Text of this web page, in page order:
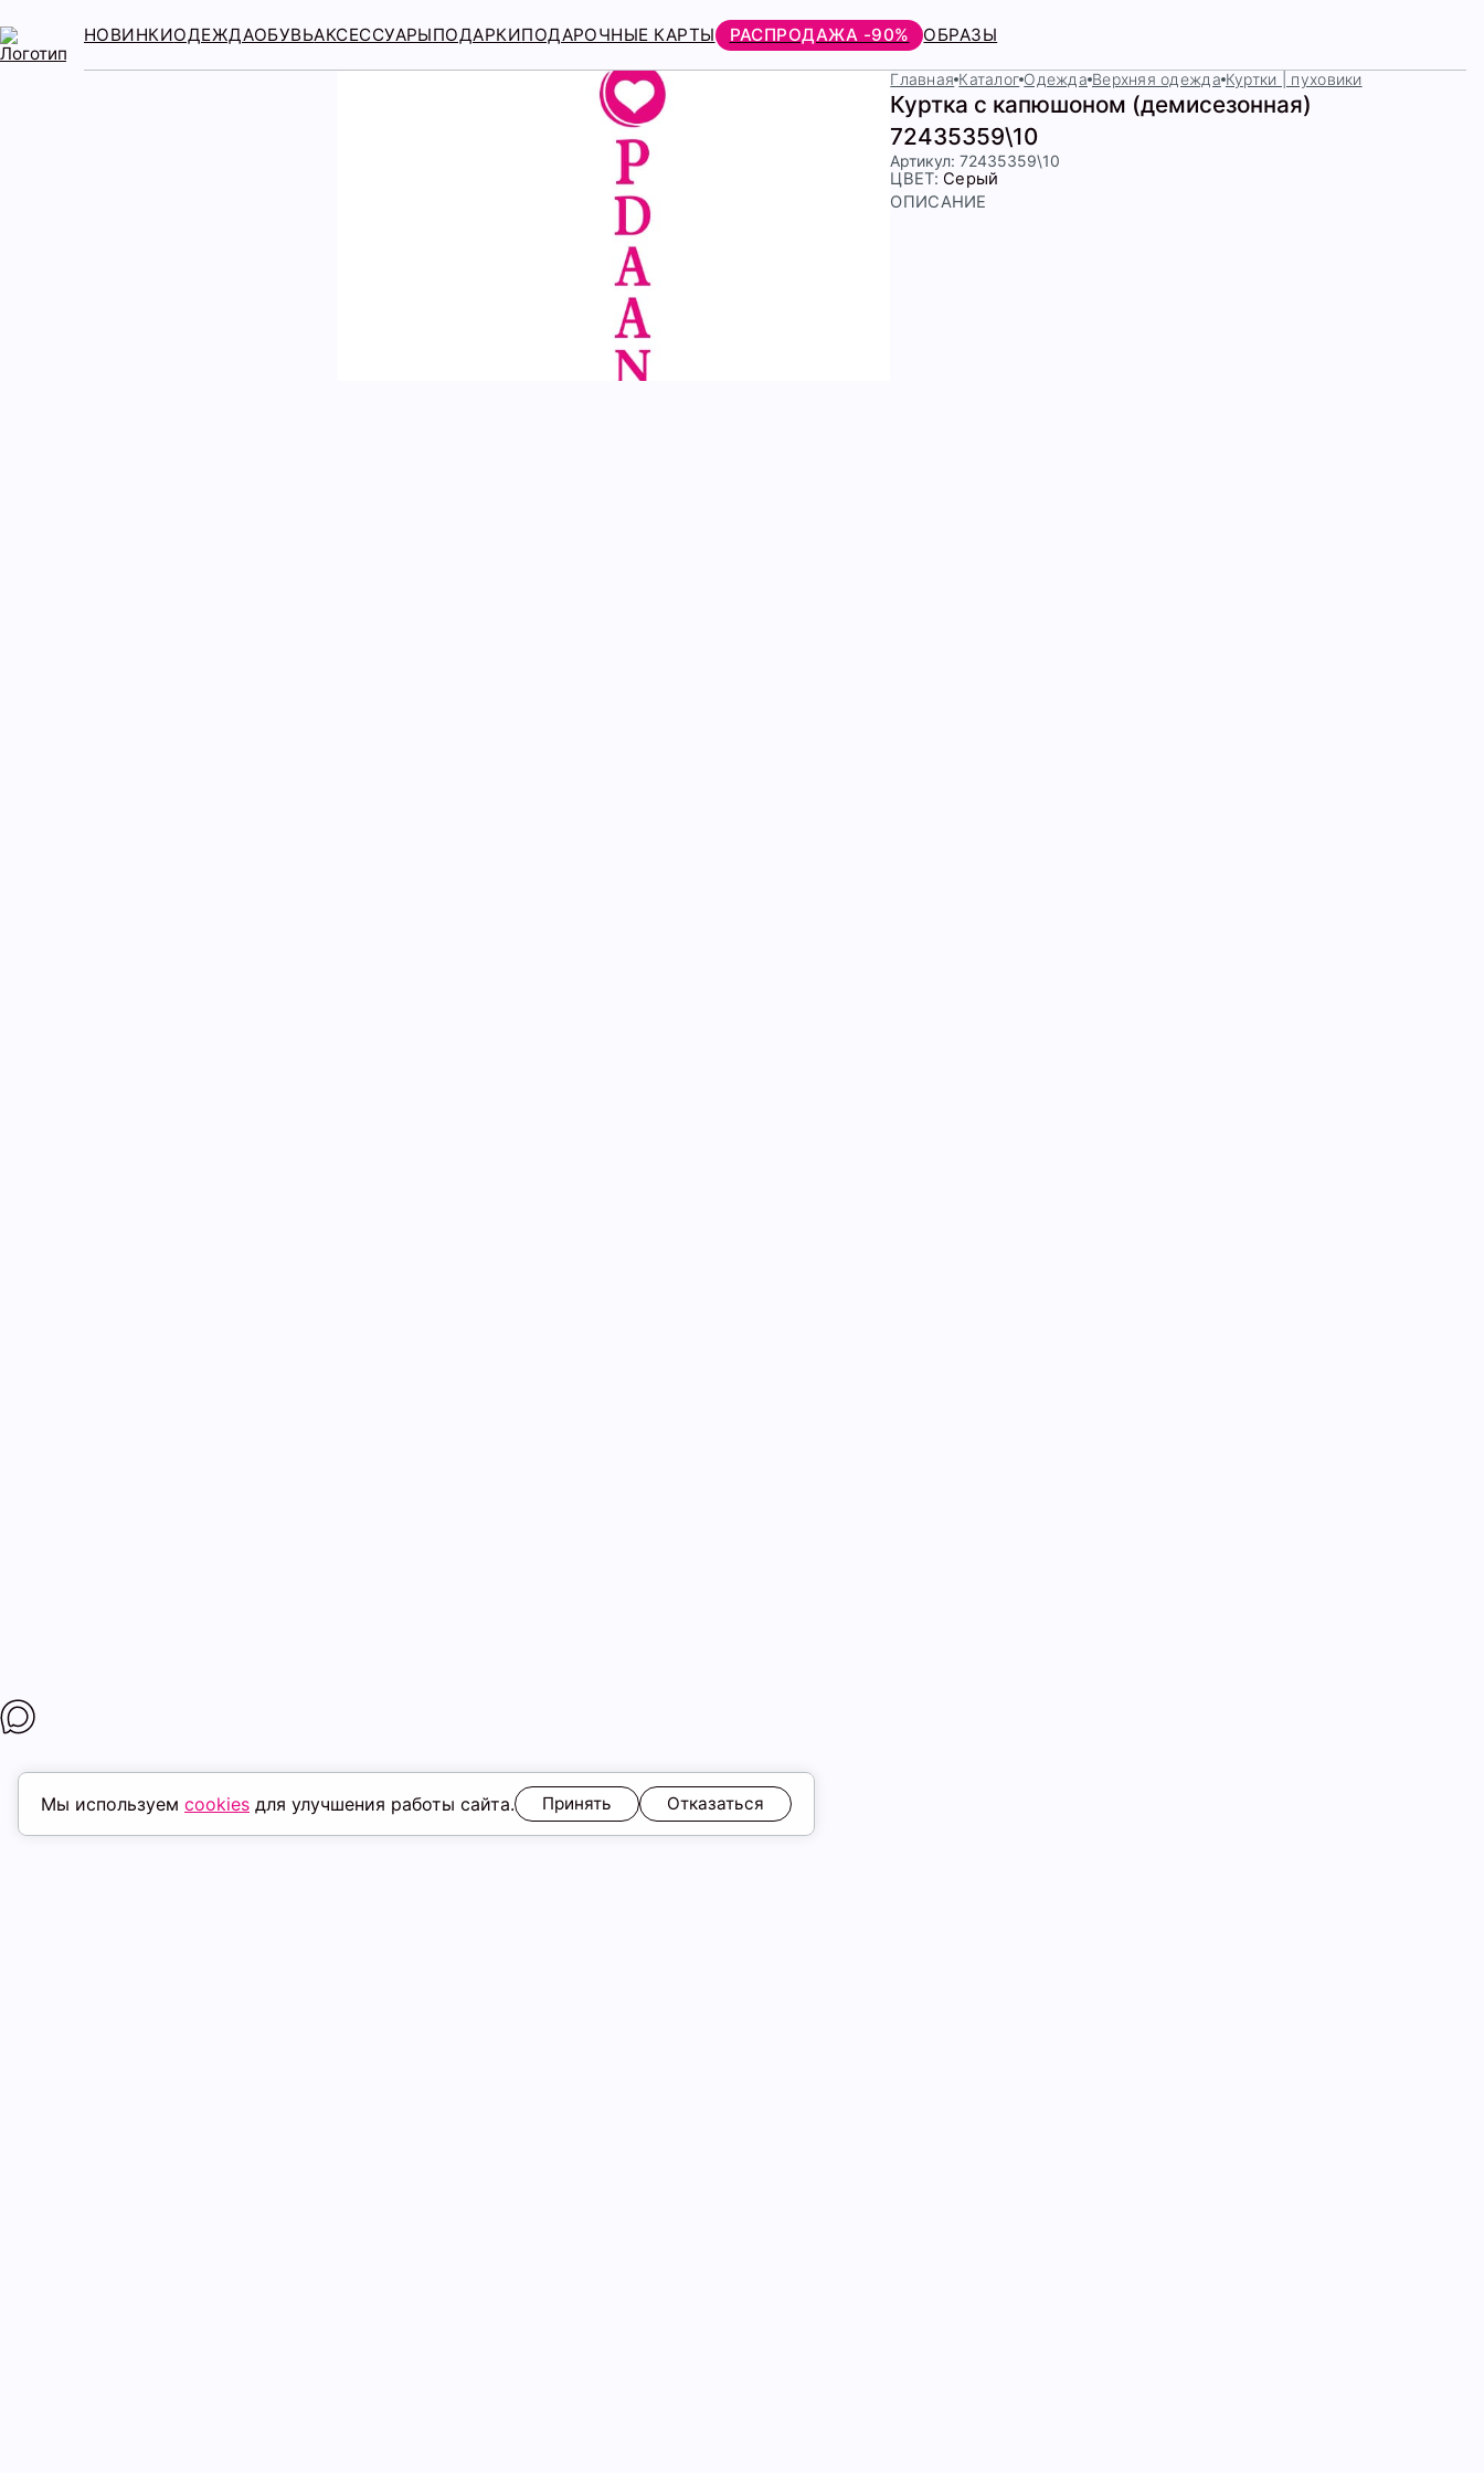
НОВИНКИОДЕЖДАОБУВЬАКСЕССУАРЫПОДАРКИПОДАРОЧНЫЕ КАРТЫ РАСПРОДАЖА -90% ОБРАЗЫ
Главная Каталог Одежда Верхняя одежда Куртки | пуховики
Куртка с капюшоном (демисезонная)
72435359\10
Артикул: 72435359\10
ЦВЕТ: Серый
ОПИСАНИЕ
Мы используем cookies для улучшения работы сайта. Принять Отказаться